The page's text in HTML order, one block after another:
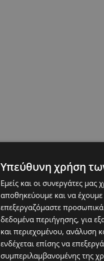
Υπεύθυνη χρήση
Εμείς και οι συνεργάτες μας
αποθηκεύουμε και να
επεξεργαζόμαστε
δεδομένα περιήγησης, για
και περιεχομένου, ανάλυση
ενδέχεται επίσης να
συμπεριλαμβανομένης της